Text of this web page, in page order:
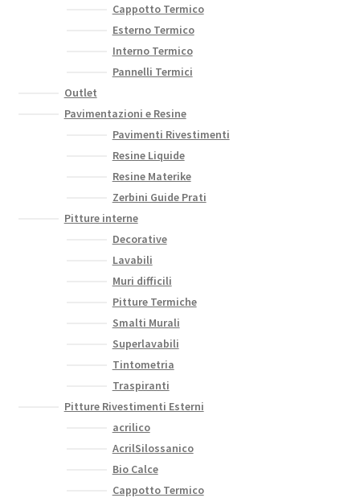
Cappotto Termico
Esterno Termico
Interno Termico
Pannelli Termici
Outlet
Pavimentazioni e Resine
Pavimenti Rivestimenti
Resine Liquide
Resine Materike
Zerbini Guide Prati
Pitture interne
Decorative
Lavabili
Muri difficili
Pitture Termiche
Smalti Murali
Superlavabili
Tintometria
Traspiranti
Pitture Rivestimenti Esterni
acrilico
AcrilSilossanico
Bio Calce
Cappotto Termico